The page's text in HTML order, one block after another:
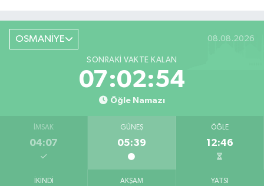
OSMANİYE 08.08.2026
SONRAKI VAKTE KALAN
07:02:54
Öğle Namazı
İMSAK
04:07
GÜNEŞ
05:39
ÖĞLE
12:46
İKINDI AKŞAM YATSI